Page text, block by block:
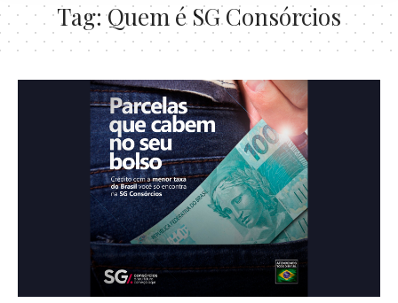
Tag:Quem é SG Consórcios